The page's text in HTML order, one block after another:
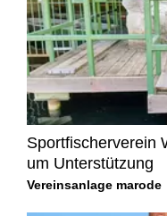
Sportfischerverein
um Unterstützung
Vereinsanlage marode